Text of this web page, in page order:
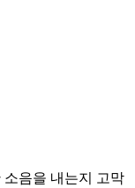
음을 내는지 고막